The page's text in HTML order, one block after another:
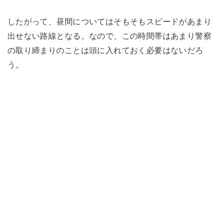
したがって、昼間についてはそもそもスピードがあまり
出せない路線となる。なので、この時間帯はあまり警察
の取り締まりのことは頭に入れておく必要はないだろ
う。